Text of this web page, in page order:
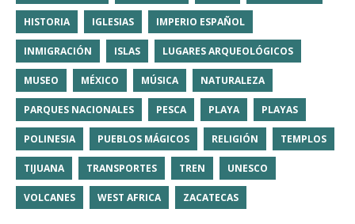
HISTORIA IGLESIAS IMPERIO ESPAÑOL
INMIGRACIÓN ISLAS LUGARES ARQUEOLÓGICOS
MUSEO MÉXICO MÚSICA NATURALEZA
PARQUES NACIONALES PESCA PLAYA PLAYAS
POLINESIA PUEBLOS MÁGICOS RELIGIÓN TEMPLOS
TIJUANA TRANSPORTES TREN UNESCO
VOLCANES WEST AFRICA ZACATECAS